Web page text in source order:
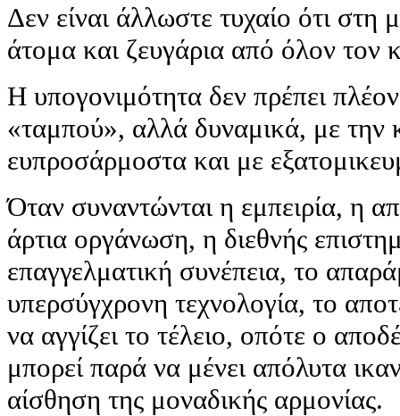
Δεν είναι άλλωστε τυχαίο ότι στη
άτομα και ζευγάρια από όλον τον
Η υπογονιμότητα δεν πρέπει
«ταμπού», αλλά δυναμικά, με την
ευπροσάρμοστα και με
Όταν συναντώνται η εμπειρία, η
άρτια οργάνωση, η διεθνής
επαγγελματική συνέπεια, το
υπερσύγχρονη τεχνολογία, το
να αγγίζει το τέλειο, οπότε ο
μπορεί παρά να μένει απόλυτα
αίσθηση της μοναδικής αρμονίας.